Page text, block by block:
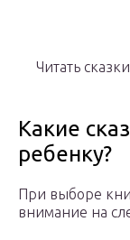
Читать
Какие
ребенку?
При выборе
внимание на